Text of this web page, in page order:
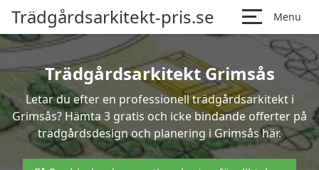
Trädgårdsarkitekt-pris.se Menu
Trädgårdsarkitekt Grimsås
Letar du efter en professionell trädgårdsarkitekt i
Grimsås? Hämta 3 gratis och icke bindande offerter på
trädgårdsdesign och planering i Grimsås här.